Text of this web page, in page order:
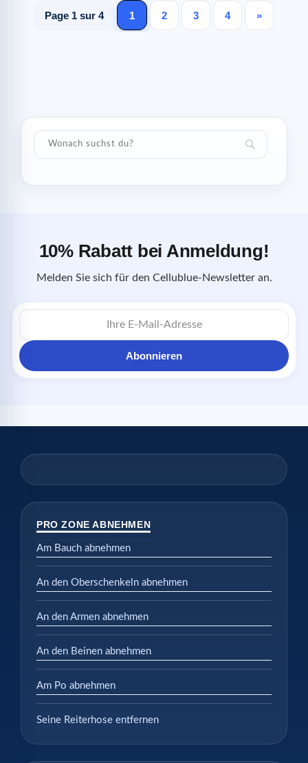
Page 1 sur 4 1 2 3 4 »
10% Rabatt bei Anmeldung!
Melden Sie sich für den Cellublue-Newsletter an.
E-
Mail-
Abonnieren
PRO ZONE ABNEHMEN
Am Bauch abnehmen
An den Oberschenkeln abnehmen
An den Armen abnehmen
An den Beinen abnehmen
Am Po abnehmen
Seine Reiterhose entfernen